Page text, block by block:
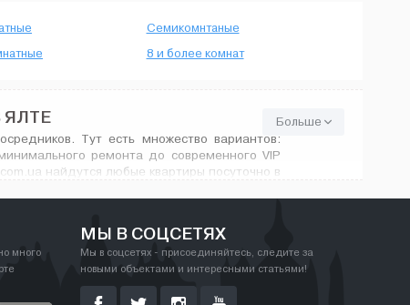
Семикомнтаные
8 и более комнат
ЯЛТЕ
Тут есть множество вариантов:
ремонта до современного VIP
найдутся любые квартиры посуточно в
Больше
много
МЫ В СОЦСЕТЯХ
Мы в соцсетях - присоединяйтесь, следите за
новыми объектами и интересными статьями!